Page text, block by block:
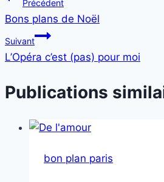
de
l’article
Précédent
Bons plans de Noël
Suivant
L’Opéra c’est (pas) pour moi
Publications
bon plan paris